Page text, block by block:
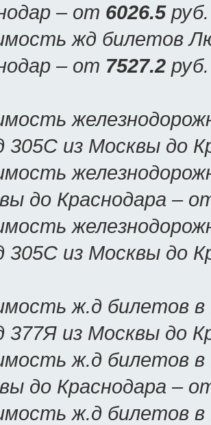
– от 6026.5руб.
жд билетов
– от 7527.2 руб.
305С из Москвы до
до Краснодара –
305С из Москвы до
ж.д билетов в
377Я из Москвы до
ж.д билетов в
до Краснодара –
ж.д билетов в